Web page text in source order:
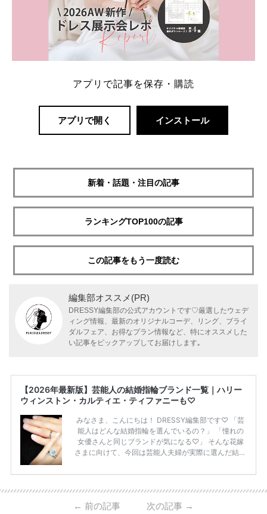
アプリで記事を保存・購読
アプリで開く インストール
新着・話題・注目の記事
ランキングTOP100の記事
この記事をもう一度読む
編集部オススメ(PR)
DRESSY編集部の公式アカウントです♡厳選したウェデ
ィング情報、最新のオリジナルコーデ、リング、ブライ
ダルフェア、お得なプラン情報など、特にオススメした
い記事をピックアップしてお届けします｡
【2026年最新版】芸能人の結婚指輪ブランド一覧｜ハリー
ウィンストン・カルティエ・ティファニーも♡
みなさま、こんにちは！ DRESSY編集部です♡ 「芸
能人はどんな結婚指輪を選んでいるの？」 「憧れの
女優さんと同じブランドが気になる♡」 そんな花嫁
さまに向けて、今回は芸能人夫婦が実際に選んだ結婚
ーウィンストンやカルティエ、ティファニーなど世界
日本で人気のブランドまで幅広くご紹介。 さらに、
・愛用している芸能人夫婦 ・リングの特徴や魅力 ・
← 前の記事 次の記事 →